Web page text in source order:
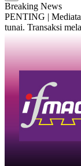
Breaking News
PENTING |
tunai. Transaksi